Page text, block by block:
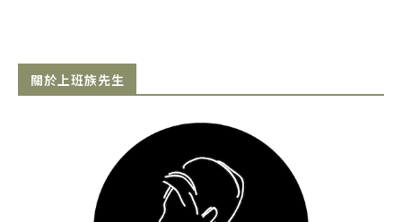
關於上班族先生